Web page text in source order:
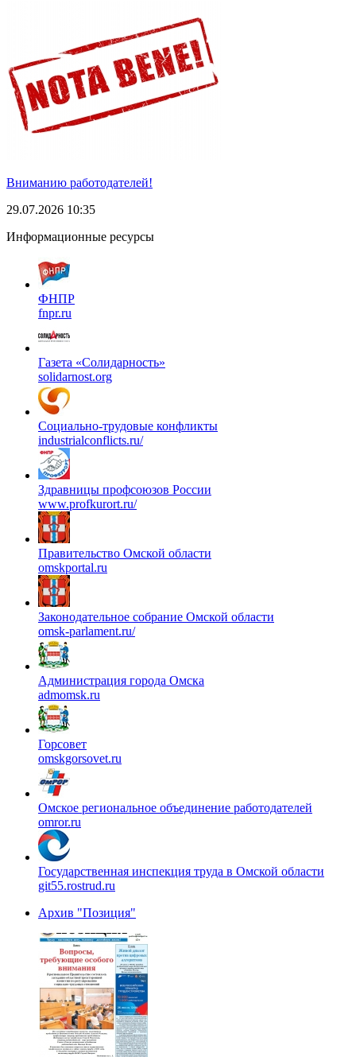
Вниманию работодателей!
29.07.2026 10:35
Информационные ресурсы
ФНПР
fnpr.ru
Газета «Солидарность»
solidarnost.org
Социально-трудовые конфликты
industrialconflicts.ru/
Здравницы профсоюзов России
www.profkurort.ru/
Правительство Омской области
omskportal.ru
Законодательное собрание Омской области
omsk-parlament.ru/
Администрация города Омска
admomsk.ru
Горсовет
omskgorsovet.ru
Омское региональное объединение работодателей
omror.ru
Государственная инспекция труда в Омской области
git55.rostrud.ru
Архив "Позиция"